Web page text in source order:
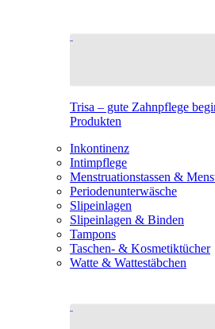
Trisa – gute Zahnpflege
Produkten
Inkontinenz
Intimpflege
Menstruationstassen &
Periodenunterwäsche
Slipeinlagen
Slipeinlagen & Binden
Tampons
Taschen- & Kosmetiktücher
Watte & Wattestäbchen